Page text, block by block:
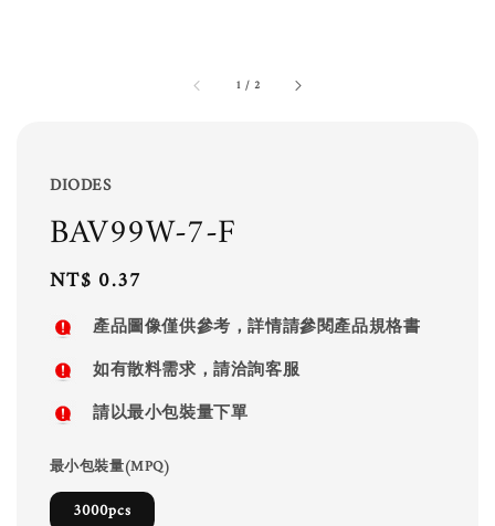
1 / 2
DIODES
BAV99W-7-F
Regular
price
NT$ 0.37
產品圖像僅供參考，詳情請參閱產品規格書
如有散料需求，請洽詢客服
請以最小包裝量下單
最小包裝量(MPQ)
3000pcs